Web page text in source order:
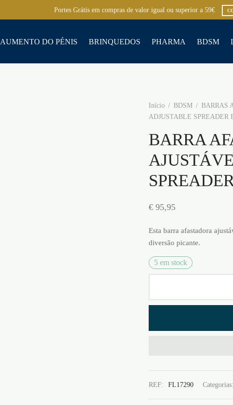
Portes Grátis em compras de valor igual ou superior a 59€
AUMENTO DO PÉNIS BRINQUEDOS PHARMA BDSM
Início / BDSM / BARRAS
ADJUSTABLE SPREADER
BARRA
€ 95,95
Esta barra afastadora
diversão picante.
5 em stock
REF: FL17290 Categorias: